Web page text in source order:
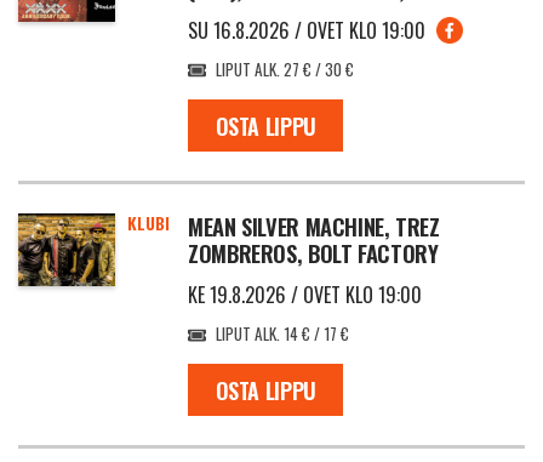
SU 16.8.2026 / OVET KLO 19:00
LIPUT ALK. 27 € / 30 €
OSTA LIPPU
KLUBI
MEAN SILVER MACHINE, TREZ
ZOMBREROS, BOLT FACTORY
KE 19.8.2026 / OVET KLO 19:00
LIPUT ALK. 14 € / 17 €
OSTA LIPPU